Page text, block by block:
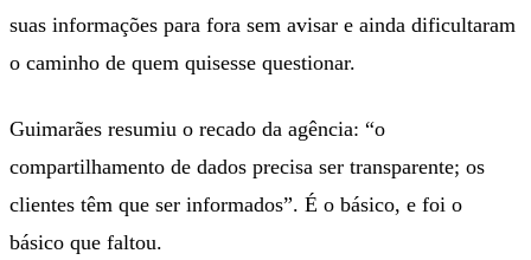
suas informações para fora sem avisar e ainda dificultaram
o caminho de quem quisesse questionar.
Guimarães resumiu o recado da agência: “o
compartilhamento de dados precisa ser transparente; os
clientes têm que ser informados”. É o básico, e foi o
básico que faltou.